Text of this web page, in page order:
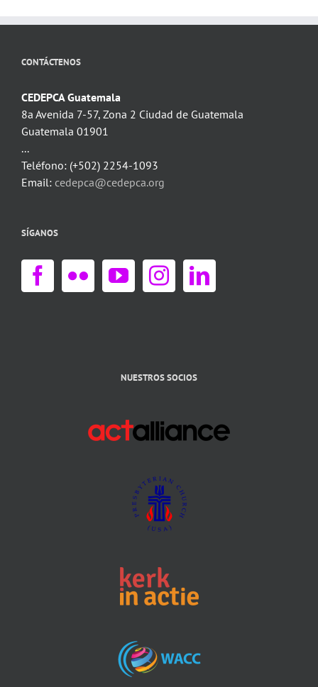
CONTÁCTENOS
CEDEPCA Guatemala
8a Avenida 7-57, Zona 2 Ciudad de Guatemala
Guatemala 01901
...
Teléfono: (+502) 2254-1093
Email: cedepca@cedepca.org
SÍGANOS
NUESTROS SOCIOS